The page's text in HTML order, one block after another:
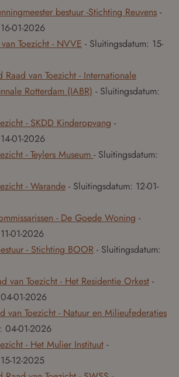
bestuur -Stichting Reuvens -
16-01-2026
Toezicht - NVVE - Sluitingsdatum: 15-
van Toezicht - Internationale
Rotterdam (IABR) - Sluitingsdatum:
- SKDD Kinderopvang -
14-01-2026
- Teylers Museum - Sluitingsdatum:
- Warande - Sluitingsdatum: 12-01-
- De Goede Woning -
11-01-2026
- Stichting BOOR - Sluitingsdatum:
van Toezicht - Het Residentie Orkest -
04-01-2026
van Toezicht - Natuur en Milieufederaties
04-01-2026
- Het Mulier Instituut -
15-12-2025